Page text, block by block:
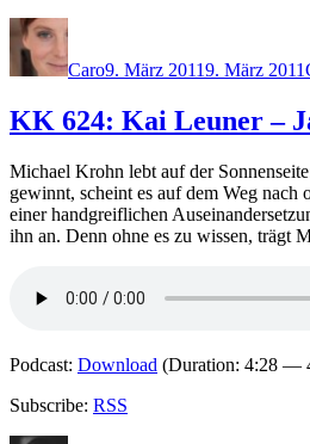
Autor
Caro9. März 20119. März 2011
KK 624: Kai Leuner –
Michael Krohn lebt auf der
gewinnt, scheint es auf dem Weg
einer handgreiflichen
ihn an. Denn ohne es zu wissen, trägt
Podcast: Download (Duration: 4:28 —
Subscribe: RSS